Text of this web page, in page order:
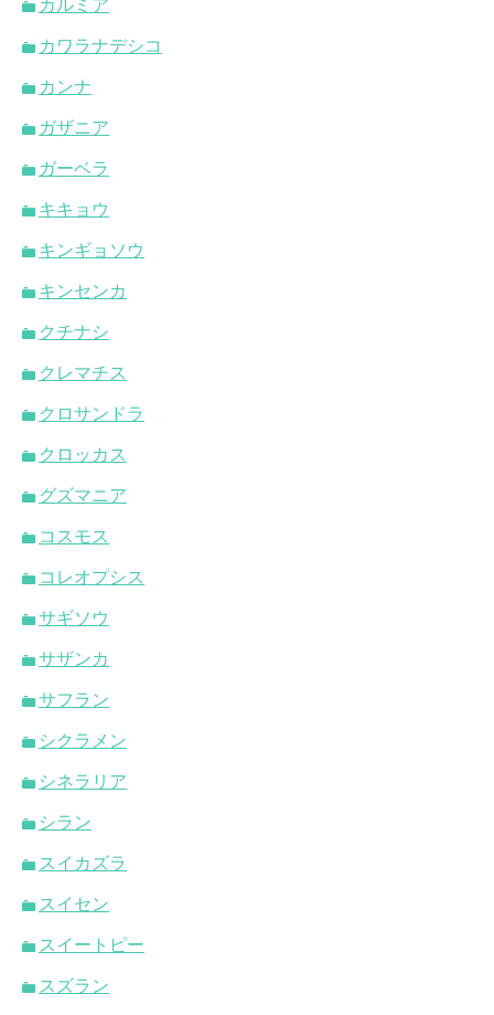
カルミア
カワラナデシコ
カンナ
ガザニア
ガーベラ
キキョウ
キンギョソウ
キンセンカ
クチナシ
クレマチス
クロサンドラ
クロッカス
グズマニア
コスモス
コレオプシス
サギソウ
サザンカ
サフラン
シクラメン
シネラリア
シラン
スイカズラ
スイセン
スイートピー
スズラン